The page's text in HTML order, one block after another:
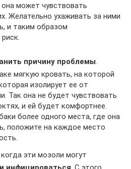
может чувствовать
Желательно ухаживать за ними
и таким образом
причину проблемы.
мягкую кровать, на которой
изолирует ее от
Так она не будет чувствовать
и ей будет комфортнее.
более одного места, где она
положите на каждое место
эти мозоли могут